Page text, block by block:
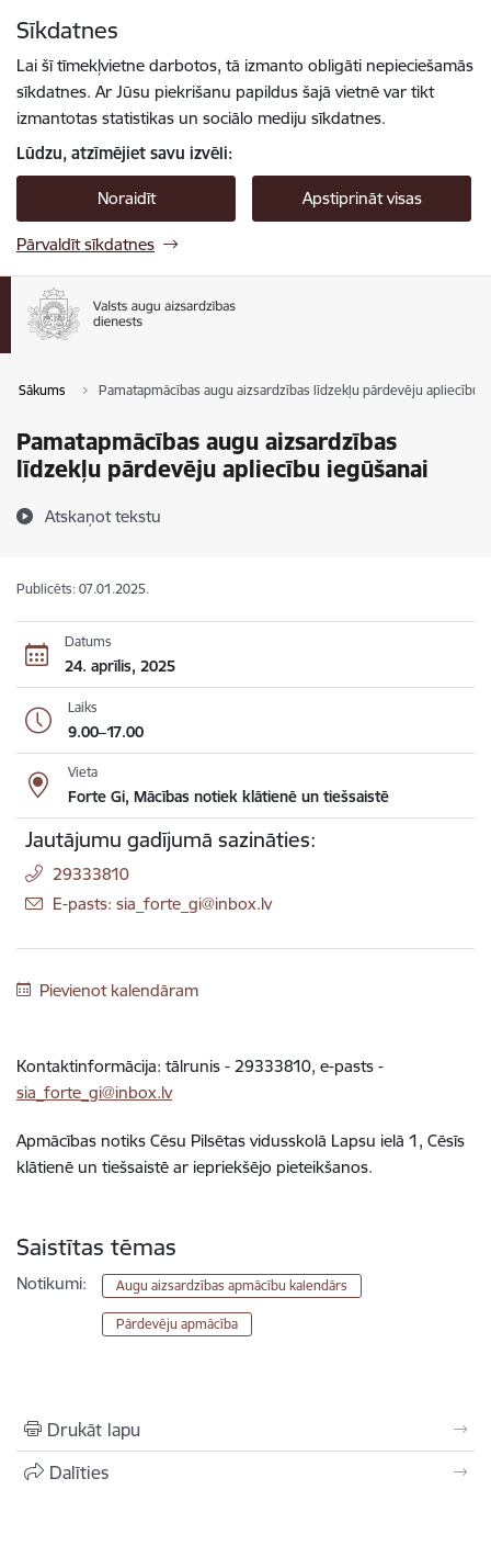
Sīkdatnes
Lai šī tīmekļvietne darbotos, tā izmanto obligāti nepieciešamās
sīkdatnes. Ar Jūsu piekrišanu papildus šajā vietnē var tikt
izmantotas statistikas un sociālo mediju sīkdatnes.
Lūdzu, atzīmējiet savu izvēli:
Noraidīt Apstiprināt visas
Pārvaldīt sīkdatnes
Sākums Pamatapmācības augu aizsardzības līdzekļu pārdevēju apliecību
Pamatapmācības augu aizsardzības
līdzekļu pārdevēju apliecību iegūšanai
Atskaņot tekstu
Publicēts: 07.01.2025.
Datums
24. aprīlis, 2025
Laiks
9.00–17.00
Vieta
Forte Gi, Mācības notiek klātienē un tiešsaistē
Jautājumu gadījumā sazināties:
29333810
E-pasts: sia_forte_gi@inbox.lv
Pievienot kalendāram
Kontaktinformācija: tālrunis - 29333810, e-pasts -
sia_forte_gi@inbox.lv
Apmācības notiks Cēsu Pilsētas vidusskolā Lapsu ielā 1, Cēsīs
klātienē un tiešsaistē ar iepriekšējo pieteikšanos.
Saistītas tēmas
Notikumi: Augu aizsardzības apmācību kalendārs
Pārdevēju apmācība
Drukāt lapu
Dalīties